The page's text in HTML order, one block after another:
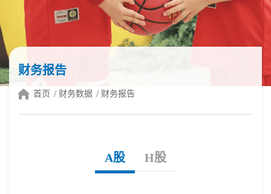
财务报告
首页 财务数据 财务报告
A股 H股